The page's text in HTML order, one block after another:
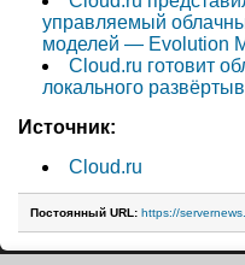
управляемый
моделей — Evolution
Cloud.ru готовит
локального
Источник:
Cloud.ru
Постоянный URL: https://